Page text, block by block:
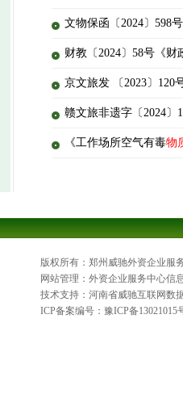
文物保函〔2024〕598
财教〔2024〕58号《
京文旅发 〔2023〕120
赣文旅非遗字〔2024
《工作场所空气有毒物
版权所有：郑州威驰外资企业服
网站管理：外资企业服务中心信
技术支持：河南省威驰互联网数
ICP备案编号： 豫ICP备13021015